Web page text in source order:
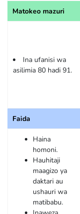
Matokeo mazuri
Ina ufanisi wa
asilimia 80 hadi 91.
Faida
Haina
homoni.
Hauhitaji
maagizo ya
daktari au
ushauri wa
matibabu.